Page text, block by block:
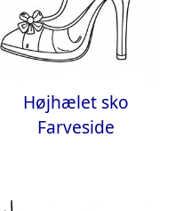
Højhælet sko
Farveside